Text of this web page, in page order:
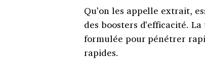
Qu’on les appelle extrait,
des boosters d’efficacité.
formulée pour pénétrer
rapides.